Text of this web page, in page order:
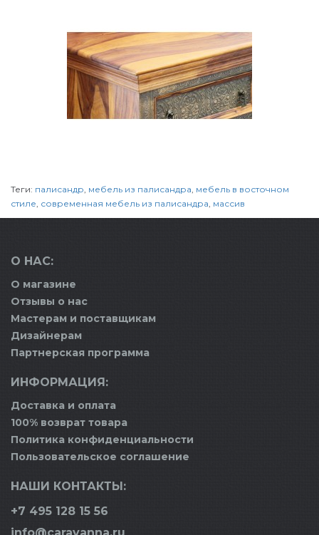
Теги: палисандр, мебель из палисандра, мебель в восточном
стиле, современная мебель из палисандра, массив
О НАС:
О магазине
Отзывы о нас
Мастерам и поставщикам
Дизайнерам
Партнерская программа
ИНФОРМАЦИЯ:
Доставка и оплата
100% возврат товара
Политика конфиденциальности
Пользовательское соглашение
НАШИ КОНТАКТЫ:
+7 495 128 15 56